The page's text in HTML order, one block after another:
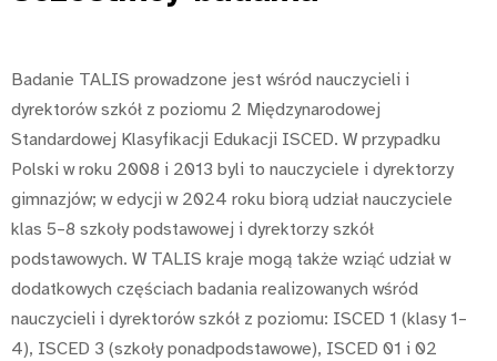
Badanie TALIS prowadzone jest wśród nauczycieli i
dyrektorów szkół z poziomu 2 Międzynarodowej
Standardowej Klasyfikacji Edukacji ISCED. W przypadku
Polski w roku 2008 i 2013 byli to nauczyciele i dyrektorzy
gimnazjów; w edycji w 2024 roku biorą udział nauczyciele
klas 5–8 szkoły podstawowej i dyrektorzy szkół
podstawowych. W TALIS kraje mogą także wziąć udział w
dodatkowych częściach badania realizowanych wśród
nauczycieli i dyrektorów szkół z poziomu: ISCED 1 (klasy 1–
4), ISCED 3 (szkoły ponadpodstawowe), ISCED 01 i 02